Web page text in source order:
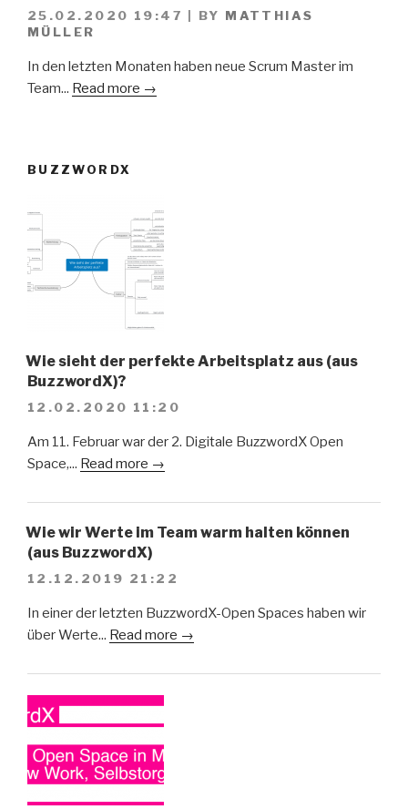
25.02.2020 19:47 BY MATTHIAS
MÜLLER
In den letzten Monaten haben neue Scrum Master im
Team... Read more →
BUZZWORDX
Wie sieht der perfekte Arbeitsplatz aus (aus
BuzzwordX)?
12.02.2020 11:20
Am 11. Februar war der 2. Digitale BuzzwordX Open
Space,... Read more →
Wie wir Werte im Team warm halten können
(aus BuzzwordX)
12.12.2019 21:22
In einer der letzten BuzzwordX-Open Spaces haben wir
über Werte... Read more →